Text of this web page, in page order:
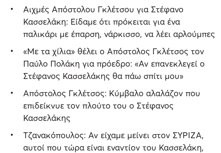
Αιχμές Απόστολου Γκλέτσου για Στέφανο
Κασσελάκη: Είδαμε ότι πρόκειται για ένα
παλικάρι με έπαρση, νάρκισσο, να λέει αρλούμπες
«Με τα χίλια» θέλει ο Απόστολος Γκλέτσος τον
Παύλο Πολάκη για πρόεδρο: «Αν επανεκλεγεί ο
Στέφανος Κασσελάκης θα πάω σπίτι μου»
Απόστολος Γκλέτσος: Κύμβαλο αλαλάζον που
επιδείκνυε τον πλούτο του ο Στέφανος
Κασσελάκης
Τζανακόπουλος: Αν είχαμε μείνει στον ΣΥΡΙΖΑ,
αυτοί που τώρα είναι εναντίον του Κασσελάκη,